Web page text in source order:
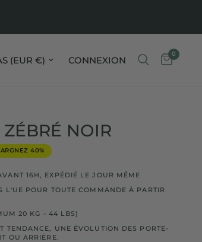
le pays/la régionCONNEXION
0
NOIR
40%
16H, EXPÉDIÉ LE JOUR MÊME
L'UE POUR TOUTE COMMANDE À PARTIR
20 KG - 44 LBS)
TENDANCE, UNE ÉVOLUTION DES PORTE-
OU ARRIÈRE.